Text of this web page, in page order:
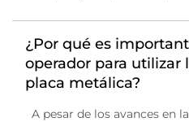
¿Por qué es
operador para utilizar
placa metálica?
A pesar de los avances en